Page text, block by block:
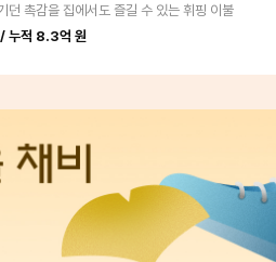
던 촉감을 집에서도 즐길 수 있는 휘핑 이불
누적 8.3억 원